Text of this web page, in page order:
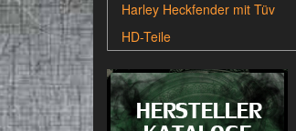
Harley Heckfender mit Tüv
HD-Teile